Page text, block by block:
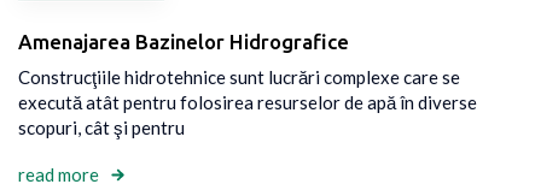
Amenajarea Bazinelor Hidrografice
Construcţiile hidrotehnice sunt lucrări complexe care se
execută atât pentru folosirea resurselor de apă în diverse
scopuri, cât şi pentru
read more